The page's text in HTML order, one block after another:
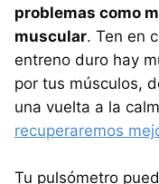
problemas como
muscular. Ten en
entreno duro hay
por tus músculos,
una vuelta a la
recuperaremos
Tu pulsómetro